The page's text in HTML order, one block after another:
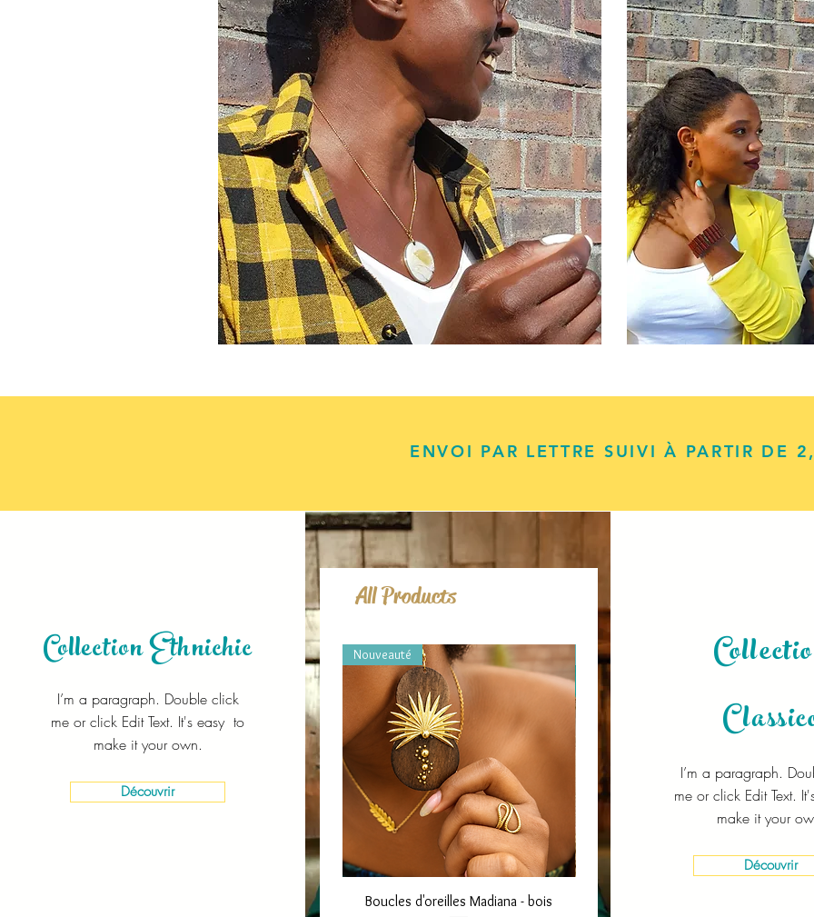
ENVOI PAR LETTRE SUIVI À PARTIR DE
Collection Ethnichic
I’m a paragraph. Double click
me or click Edit Text. It's easy to
make it your own.
Découvrir
All Products
Quick View
Nouveauté
Boucles d'oreilles Madiana - bois
Jusqu'à - 10%
I’m a paragraph.
me or click Edit Text.
make it your
Découvrir